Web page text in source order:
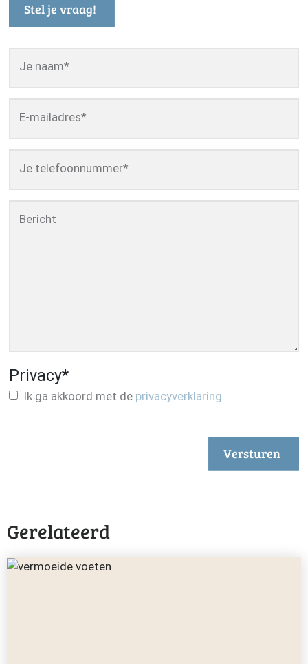
Stel je vraag!
Je naam*
E-mailadres*
Je telefoonnummer*
Bericht
Privacy*
Ik ga akkoord met de privacyverklaring
Versturen
Gerelateerd